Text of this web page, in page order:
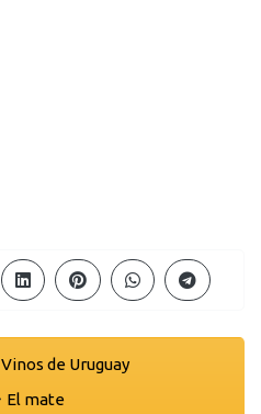
Vinos de Uruguay
El mate